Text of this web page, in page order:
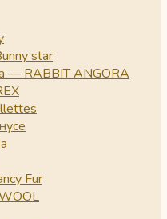
star
— RABBIT ANGORA
Fur